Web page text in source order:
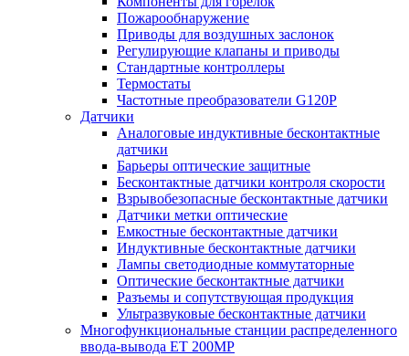
Пожарообнаружение
Приводы для воздушных заслонок
Регулирующие клапаны и приводы
Стандартные контроллеры
Термостаты
Частотные преобразователи G120P
Датчики
Аналоговые индуктивные бесконтактные
датчики
Барьеры оптические защитные
Бесконтактные датчики контроля скорости
Взрывобезопасные бесконтактные датчики
Датчики метки оптические
Емкостные бесконтактные датчики
Индуктивные бесконтактные датчики
Лампы светодиодные коммутаторные
Оптические бесконтактные датчики
Разъемы и сопутствующая продукция
Ультразвуковые бесконтактные датчики
Многофункциональные станции распределенного
ввода-вывода ET 200MP